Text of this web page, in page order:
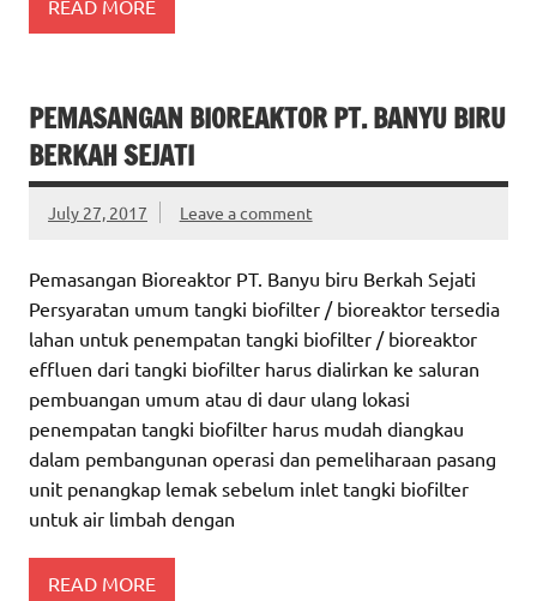
READ MORE
PEMASANGAN BIOREAKTOR PT. BANYU BIRU
BERKAH SEJATI
July 27, 2017 Leave a comment
Pemasangan Bioreaktor PT. Banyu biru Berkah Sejati
Persyaratan umum tangki biofilter / bioreaktor tersedia
lahan untuk penempatan tangki biofilter / bioreaktor
effluen dari tangki biofilter harus dialirkan ke saluran
pembuangan umum atau di daur ulang lokasi
penempatan tangki biofilter harus mudah diangkau
dalam pembangunan operasi dan pemeliharaan pasang
unit penangkap lemak sebelum inlet tangki biofilter
untuk air limbah dengan
READ MORE